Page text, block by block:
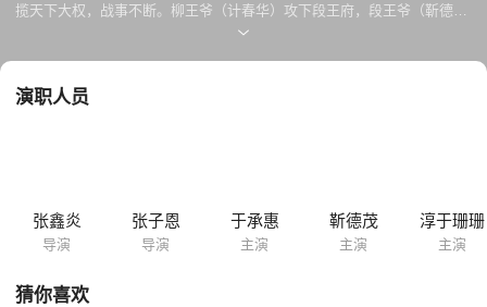
揽天下大权，战事不断。柳王爷（计春华）攻下段王府，段王爷（靳德
茂）弃府逃命时被黄河大侠马义（于承惠）救下，随后马义所在的村寨被
少钱财。 李王爷派人游说马义，想将其收在麾下，不成后将其双眼毒瞎，
生诡计，此时真真与马义已生出情愫。
演职人员
张鑫炎
导演
张子恩
导演
于承惠
主演
靳德茂
主演
淳于珊珊
主演
猜你喜欢